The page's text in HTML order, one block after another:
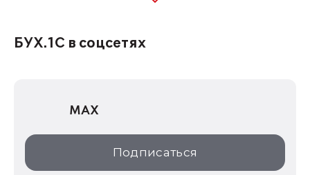
1С:Консалтинг
1С:Дистрибьюция
1С:Образование
ИТС.1C.ru
БУХ.1С в соцсетях
MAX
Подписаться